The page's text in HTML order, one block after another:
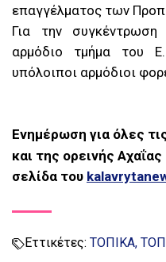
επαγγέλματος των
Για την
αρμόδιο τμήμα του
υπόλοιποι αρμόδιοι
Ενημέρωση για όλες
και της ορεινής
σελίδα του
Εττικέτες: ΤΟΠΙΚΑ